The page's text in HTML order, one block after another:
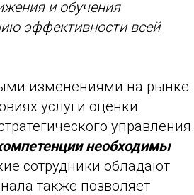
и обучения
эффективности всей
изменениями на рынке
услуги оценки
управления.
необходимы
сотрудники обладают
также позволяет